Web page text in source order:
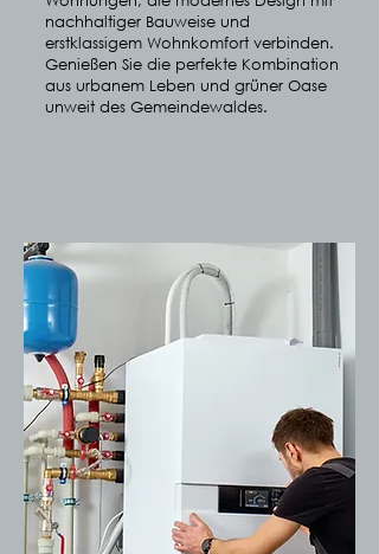
nachhaltiger Bauweise und
erstklassigem Wohnkomfort verbinden.
Genießen Sie die perfekte Kombination
aus urbanem Leben und grüner Oase
unweit des Gemeindewaldes.